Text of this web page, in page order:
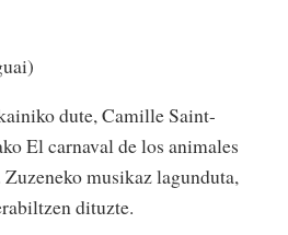
dute, Camille Saint-
El carnaval de los animales
musikaz lagunduta,
dituzte.